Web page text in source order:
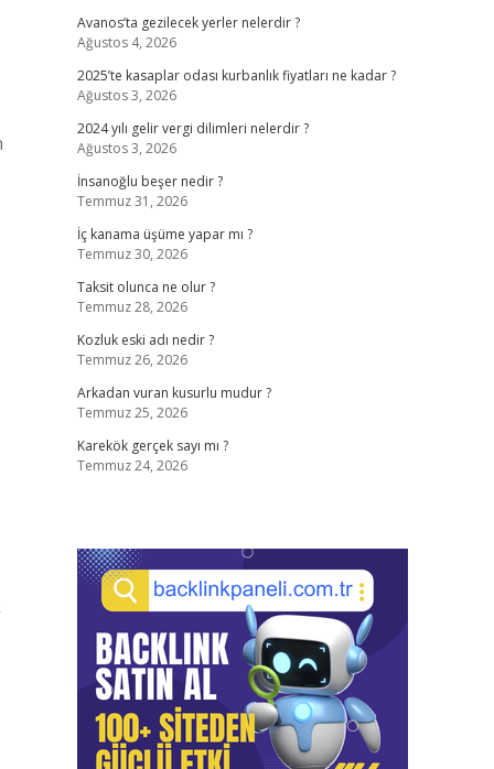
Avanos’ta gezilecek yerler nelerdir ?
Ağustos 4, 2026
2025’te kasaplar odası kurbanlık fiyatları ne kadar ?
Ağustos 3, 2026
2024 yılı gelir vergi dilimleri nelerdir ?
Ağustos 3, 2026
İnsanoğlu beşer nedir ?
Temmuz 31, 2026
İç kanama üşüme yapar mı ?
Temmuz 30, 2026
Taksit olunca ne olur ?
Temmuz 28, 2026
Kozluk eski adı nedir ?
Temmuz 26, 2026
Arkadan vuran kusurlu mudur ?
Temmuz 25, 2026
Karekök gerçek sayı mı ?
Temmuz 24, 2026